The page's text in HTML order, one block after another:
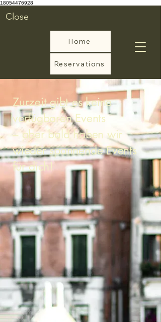
18054476928
Close
Reservations
Home
Zurzeit gibt es keine
verfügbaren Events
– aber bald haben wir
wieder spannende Events
für dich!